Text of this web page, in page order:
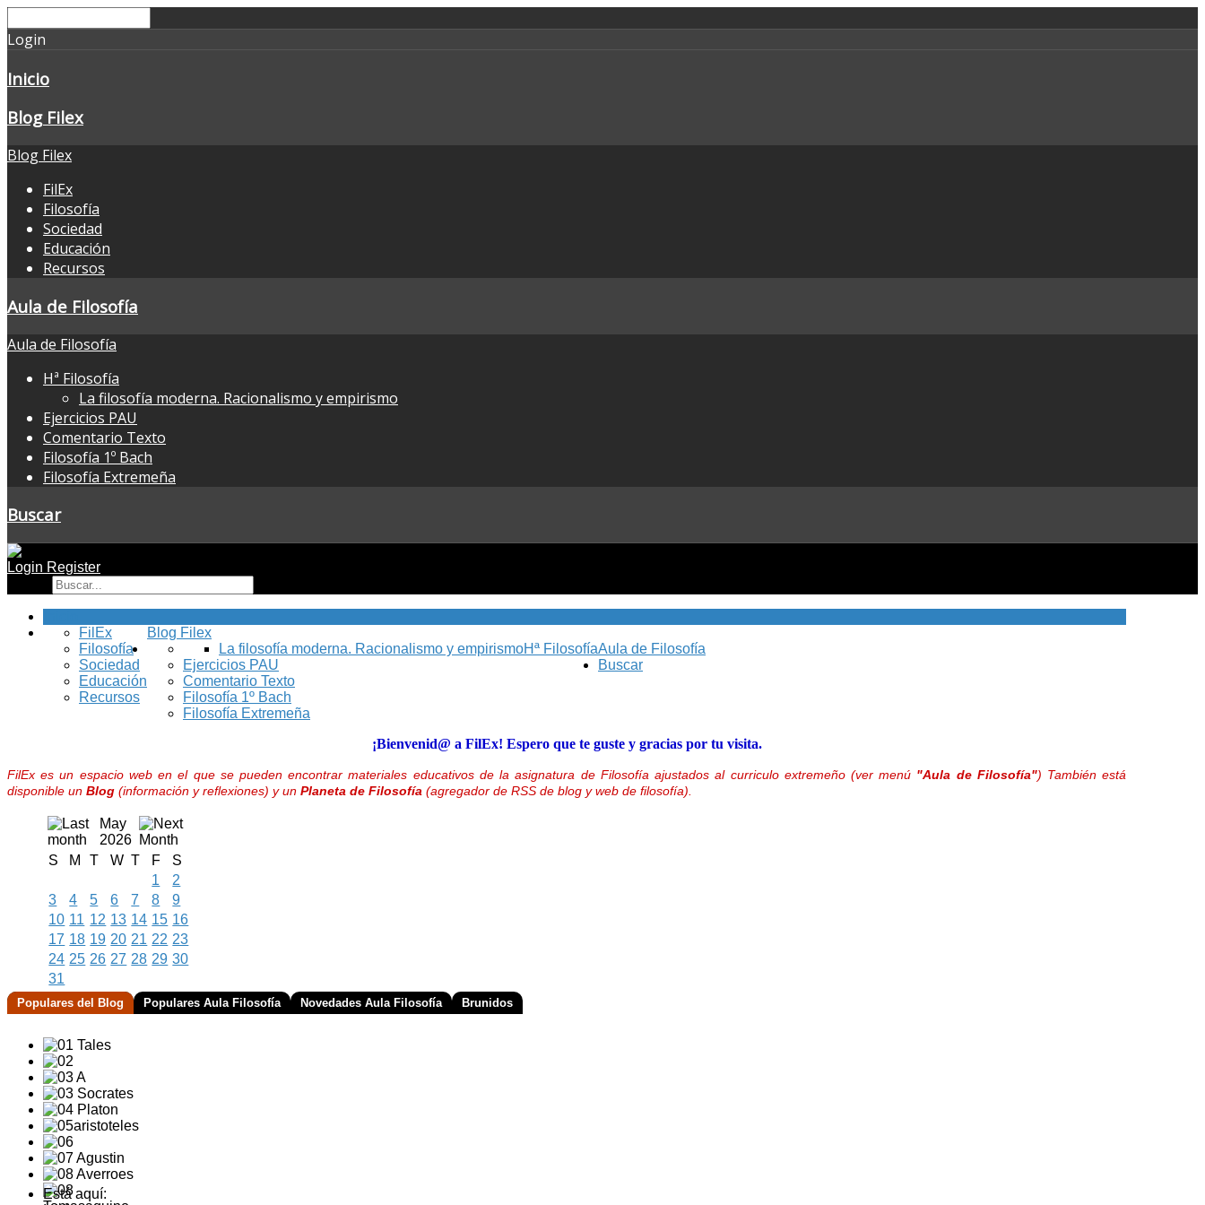
Login
Inicio
Blog Filex
Blog Filex
FilEx
Filosofía
Sociedad
Educación
Recursos
Aula de Filosofía
Aula de Filosofía
Hª Filosofía
La filosofía moderna. Racionalismo y empirismo
Ejercicios PAU
Comentario Texto
Filosofía 1º Bach
Filosofía Extremeña
Buscar
Login Register
Blog Filex
FilEx
Filosofía
Sociedad
Educación
Recursos
Aula de Filosofía
Hª Filosofía
La filosofía moderna. Racionalismo y empirismo
Ejercicios PAU
Comentario Texto
Filosofía 1º Bach
Filosofía Extremeña
Buscar
¡Bienvenid@ a FilEx! Espero que te guste y gracias por tu visita.
FilEx es un espacio web en el que se pueden encontrar materiales educativos de la asignatura de Filosofía ajustados al curriculo extremeño (ver menú "Aula de Filosofía") También está
disponible un Blog (información y reflexiones) y un Planeta de Filosofía (agregador de RSS de blog y web de filosofía).
May
2026
S
M T W T F
S
1
2
3
4 5 6 7 8
9
10 11 12 13 14 15 16
17 18 19 20 21 22 23
24 25 26 27 28 29 30
31
Populares del Blog Populares Aula Filosofía Novedades Aula Filosofía Brunidos
Está aquí: